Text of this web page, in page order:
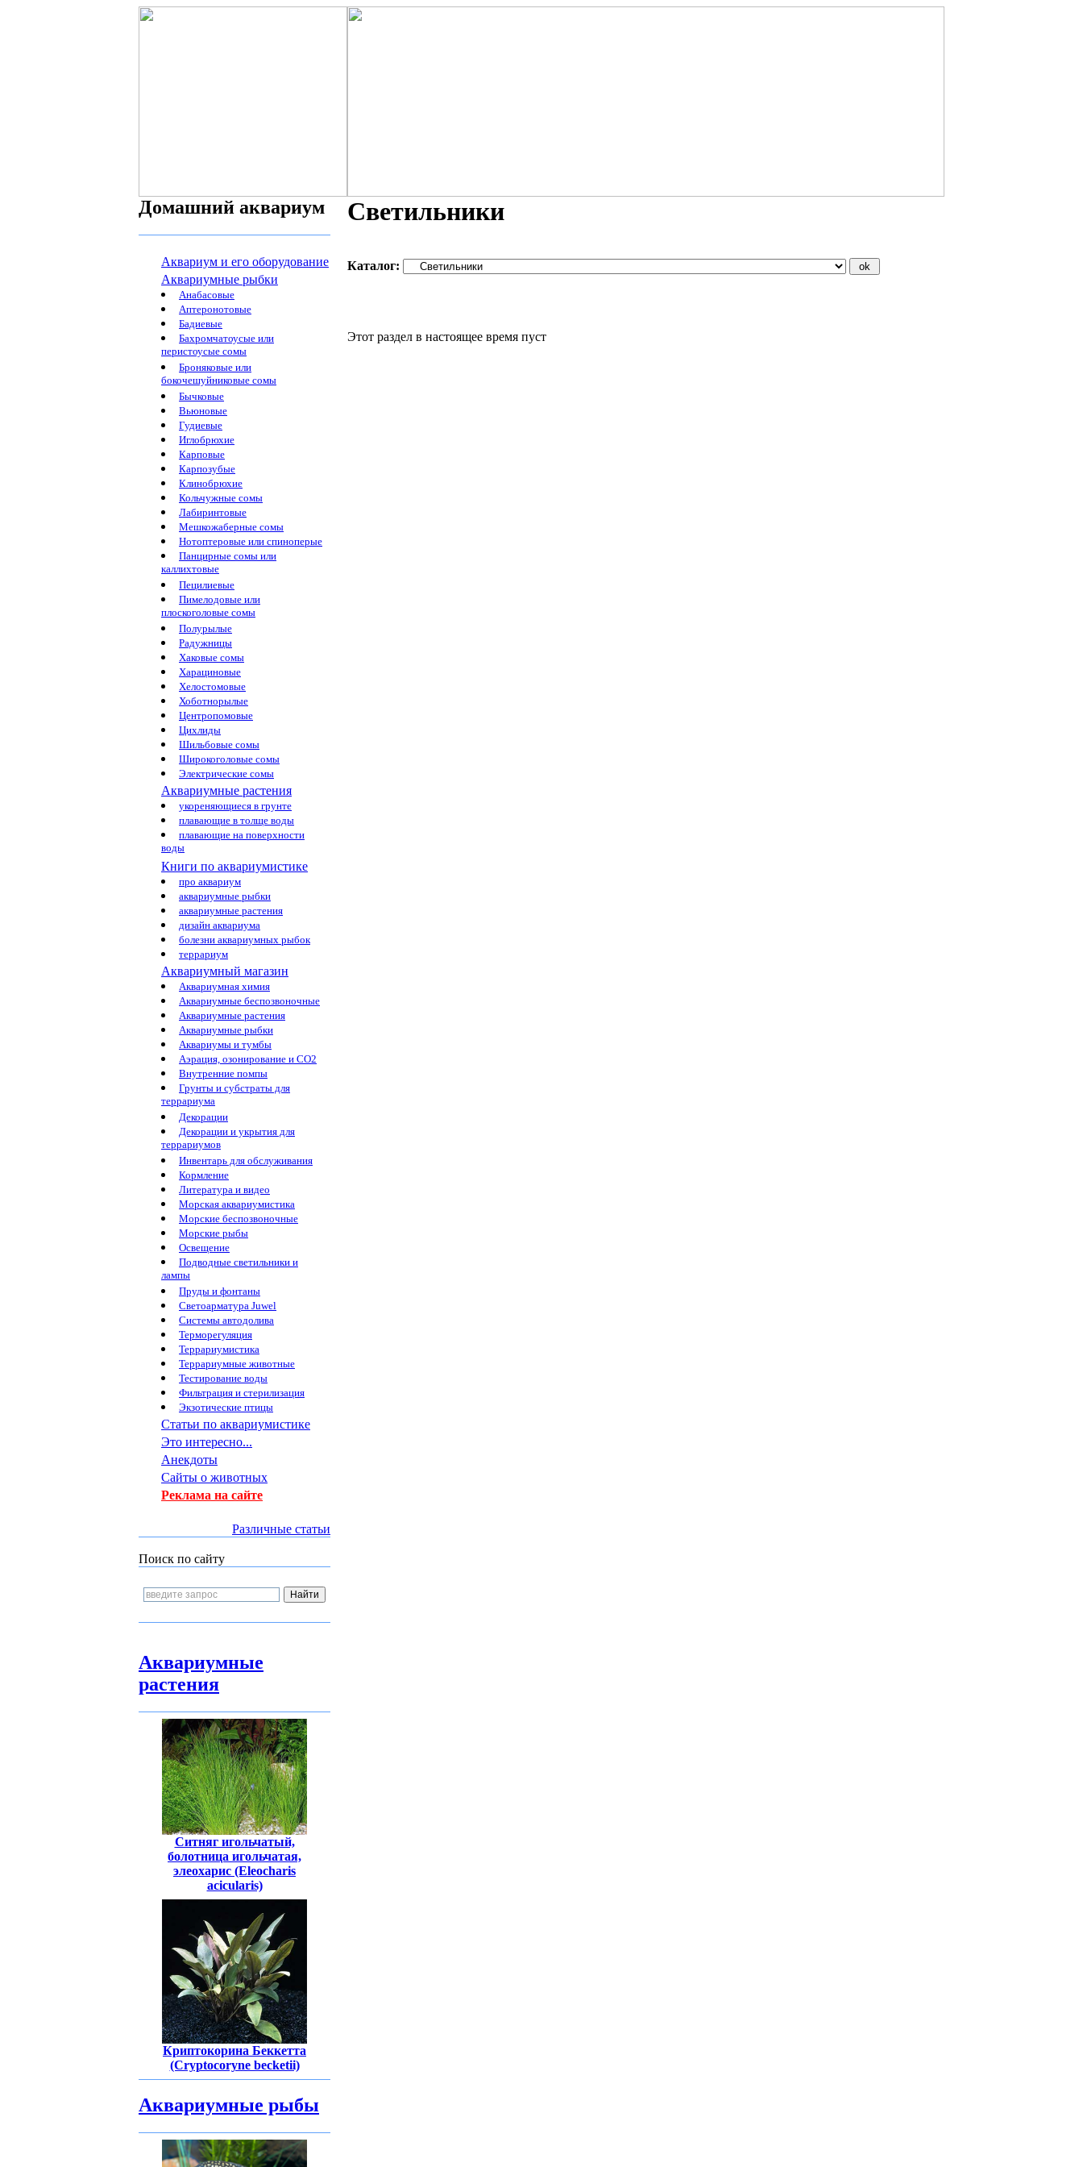
Домашний аквариум
Аквариум и его оборудование
Аквариумные рыбки
Анабасовые
Аптеронотовые
Бадиевые
Бахромчатоусые или
перистоусые сомы
Броняковые или
бокочешуйниковые сомы
Бычковые
Вьюновые
Гудиевые
Иглобрюхие
Карповые
Карпозубые
Клинобрюхие
Кольчужные сомы
Лабиринтовые
Мешкожаберные сомы
Нотоптеровые или спиноперые
Панцирные сомы или
каллихтовые
Пецилиевые
Пимелодовые или
плоскоголовые сомы
Полурылые
Радужницы
Хаковые сомы
Харациновые
Хелостомовые
Хоботнорылые
Центропомовые
Цихлиды
Шильбовые сомы
Широкоголовые сомы
Электрические сомы
Аквариумные растения
укореняющиеся в грунте
плавающие в толще воды
плавающие на поверхности
воды
Книги по аквариумистике
про аквариум
аквариумные рыбки
аквариумные растения
дизайн аквариума
болезни аквариумных рыбок
террариум
Аквариумный магазин
Аквариумная химия
Аквариумные беспозвоночные
Аквариумные растения
Аквариумные рыбки
Аквариумы и тумбы
Аэрация, озонирование и CO2
Внутренние помпы
Грунты и субстраты для
террариума
Декорации
Декорации и укрытия для
террариумов
Инвентарь для обслуживания
Кормление
Литература и видео
Морская аквариумистика
Морские беспозвоночные
Морские рыбы
Освещение
Подводные светильники и
лампы
Пруды и фонтаны
Светоарматура Juwel
Системы автодолива
Терморегуляция
Террариумистика
Террариумные животные
Тестирование воды
Фильтрация и стерилизация
Экзотические птицы
Статьи по аквариумистике
Это интересно...
Анекдоты
Сайты о животных
Реклама на сайте
Различные статьи
Поиск по сайту
Аквариумные
растения
Ситняг игольчатый,
болотница игольчатая,
элеохарис (Eleocharis
acicularis)
Криптокорина Беккетта
(Cryptocoryne becketii)
Аквариумные рыбы
Светильники
Каталог:
Этот раздел в настоящее время пуст